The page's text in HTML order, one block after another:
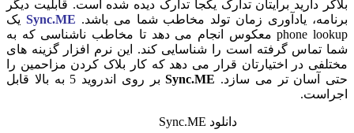
بلاکر دارید برایتان تدارک یکجا تدارک دیده شده است. قابلیت دیگر
برنامه، یادآوری زمان تولد مخاطب شما می باشد. Sync.ME یک
phone lookup معکوس انجام می دهد تا مخاطب ناشناسی که به
شما تماس گرفته است را شناسایی کند. این نرم افزار گزینه های
مختلفی در اختیارتان قرار می دهد که کار بلاک کردن مزاحمین را
حتی آسان تر می سازد. Sync.ME
بر روی اندروید 5 به بالا قابل
اجراست.
دانلود Sync.ME